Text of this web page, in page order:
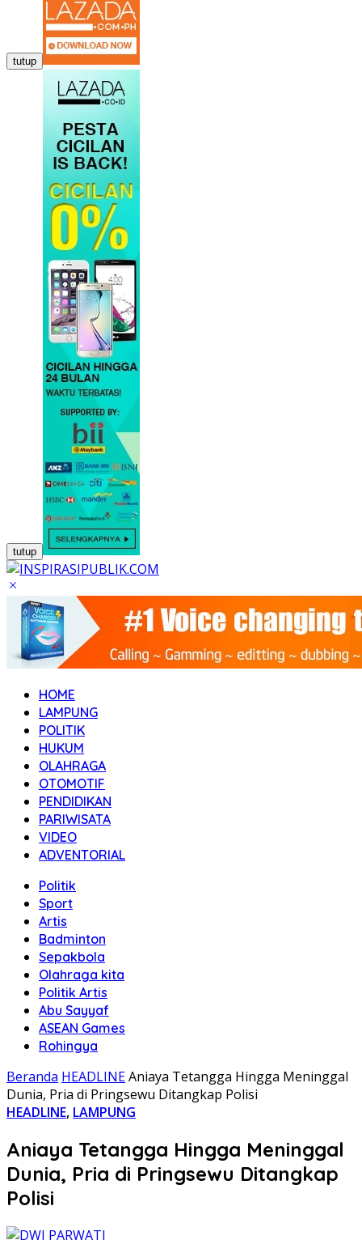
tutup
tutup
HOME
LAMPUNG
POLITIK
HUKUM
OLAHRAGA
OTOMOTIF
PENDIDIKAN
PARIWISATA
VIDEO
ADVENTORIAL
Politik
Sport
Artis
Badminton
Sepakbola
Olahraga kita
Politik Artis
Abu Sayyaf
ASEAN Games
Rohingya
Beranda HEADLINEAniaya Tetangga Hingga Meninggal
Dunia, Pria di Pringsewu Ditangkap Polisi
HEADLINE, LAMPUNG
Aniaya Tetangga Hingga Meninggal
Dunia, Pria di Pringsewu Ditangkap
Polisi